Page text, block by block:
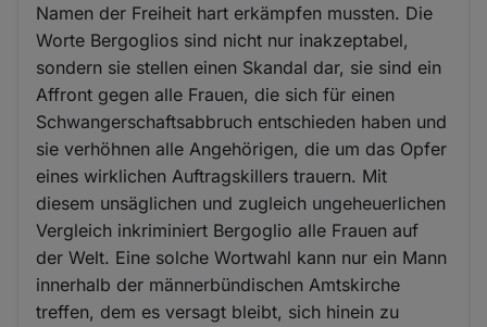
Namen der Freiheit hart erkämpfen mussten. Die
Worte Bergoglios sind nicht nur inakzeptabel,
sondern sie stellen einen Skandal dar, sie sind ein
Affront gegen alle Frauen, die sich für einen
Schwangerschaftsabbruch entschieden haben und
sie verhöhnen alle Angehörigen, die um das Opfer
eines wirklichen Auftragskillers trauern. Mit
diesem unsäglichen und zugleich ungeheuerlichen
Vergleich inkriminiert Bergoglio alle Frauen auf
der Welt. Eine solche Wortwahl kann nur ein Mann
innerhalb der männerbündischen Amtskirche
treffen, dem es versagt bleibt, sich hinein zu